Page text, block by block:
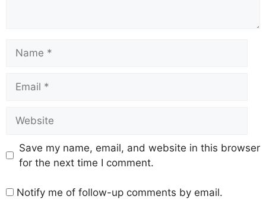
Save my name, email, and website in this browser
for the next time I comment.
Notify me of follow-up comments by email.